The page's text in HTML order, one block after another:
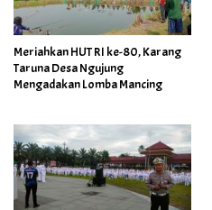
Meriahkan HUT RI ke-80, Karang
Taruna Desa Ngujung
Mengadakan Lomba Mancing